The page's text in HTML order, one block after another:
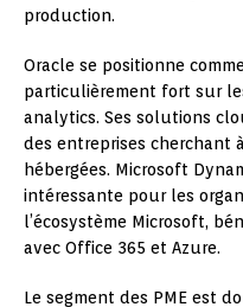
production.
Oracle se positionne
particulièrement fort sur
analytics. Ses solutions
des entreprises cherchant
hébergées. Microsoft
intéressante pour les
l’écosystème Microsoft,
avec Office 365 et Azure.
Le segment des PME est